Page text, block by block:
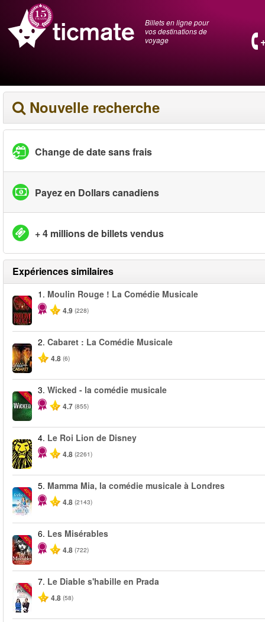
Billets en ligne pour
vos destinations de
voyage
Nouvelle recherche
Change de date sans frais
Payez en Dollars canadiens
+ 4 millions de billets vendus
Expériences similaires
-50%
1. Moulin Rouge ! La Comédie Musicale
4.9 (228)
2. Cabaret : La Comédie Musicale
4.8 (6)
-50%
3. Wicked - la comédie musicale
4.7 (855)
4. Le Roi Lion de Disney
4.8 (2261)
-40%
5. Mamma Mia, la comédie musicale à Londres
4.8 (2143)
-40%
6. Les Misérables
4.8 (722)
-50%
7. Le Diable s'habille en Prada
4.8 (58)